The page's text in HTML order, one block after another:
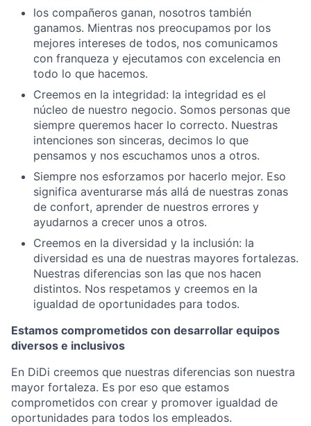
los compañeros ganan, nosotros también
ganamos. Mientras nos preocupamos por los
mejores intereses de todos, nos comunicamos
con franqueza y ejecutamos con excelencia en
todo lo que hacemos.
Creemos en la integridad: la integridad es el
núcleo de nuestro negocio. Somos personas que
siempre queremos hacer lo correcto. Nuestras
intenciones son sinceras, decimos lo que
pensamos y nos escuchamos unos a otros.
Siempre nos esforzamos por hacerlo mejor. Eso
significa aventurarse más allá de nuestras zonas
de confort, aprender de nuestros errores y
ayudarnos a crecer unos a otros.
Creemos en la diversidad y la inclusión: la
diversidad es una de nuestras mayores fortalezas.
Nuestras diferencias son las que nos hacen
distintos. Nos respetamos y creemos en la
igualdad de oportunidades para todos.
Estamos comprometidos con desarrollar equipos
diversos e inclusivos
En DiDi creemos que nuestras diferencias son nuestra
mayor fortaleza. Es por eso que estamos
comprometidos con crear y promover igualdad de
oportunidades para todos los empleados.